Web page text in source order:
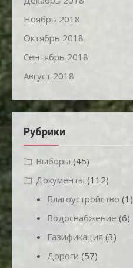
Ноябрь 2018
Октябрь 2018
Сентябрь 2018
Август 2018
Рубрики
Выборы (45)
Документы (112)
Благоустройство (1)
Водоснабжение (6)
Газификация (3)
Дороги (57)